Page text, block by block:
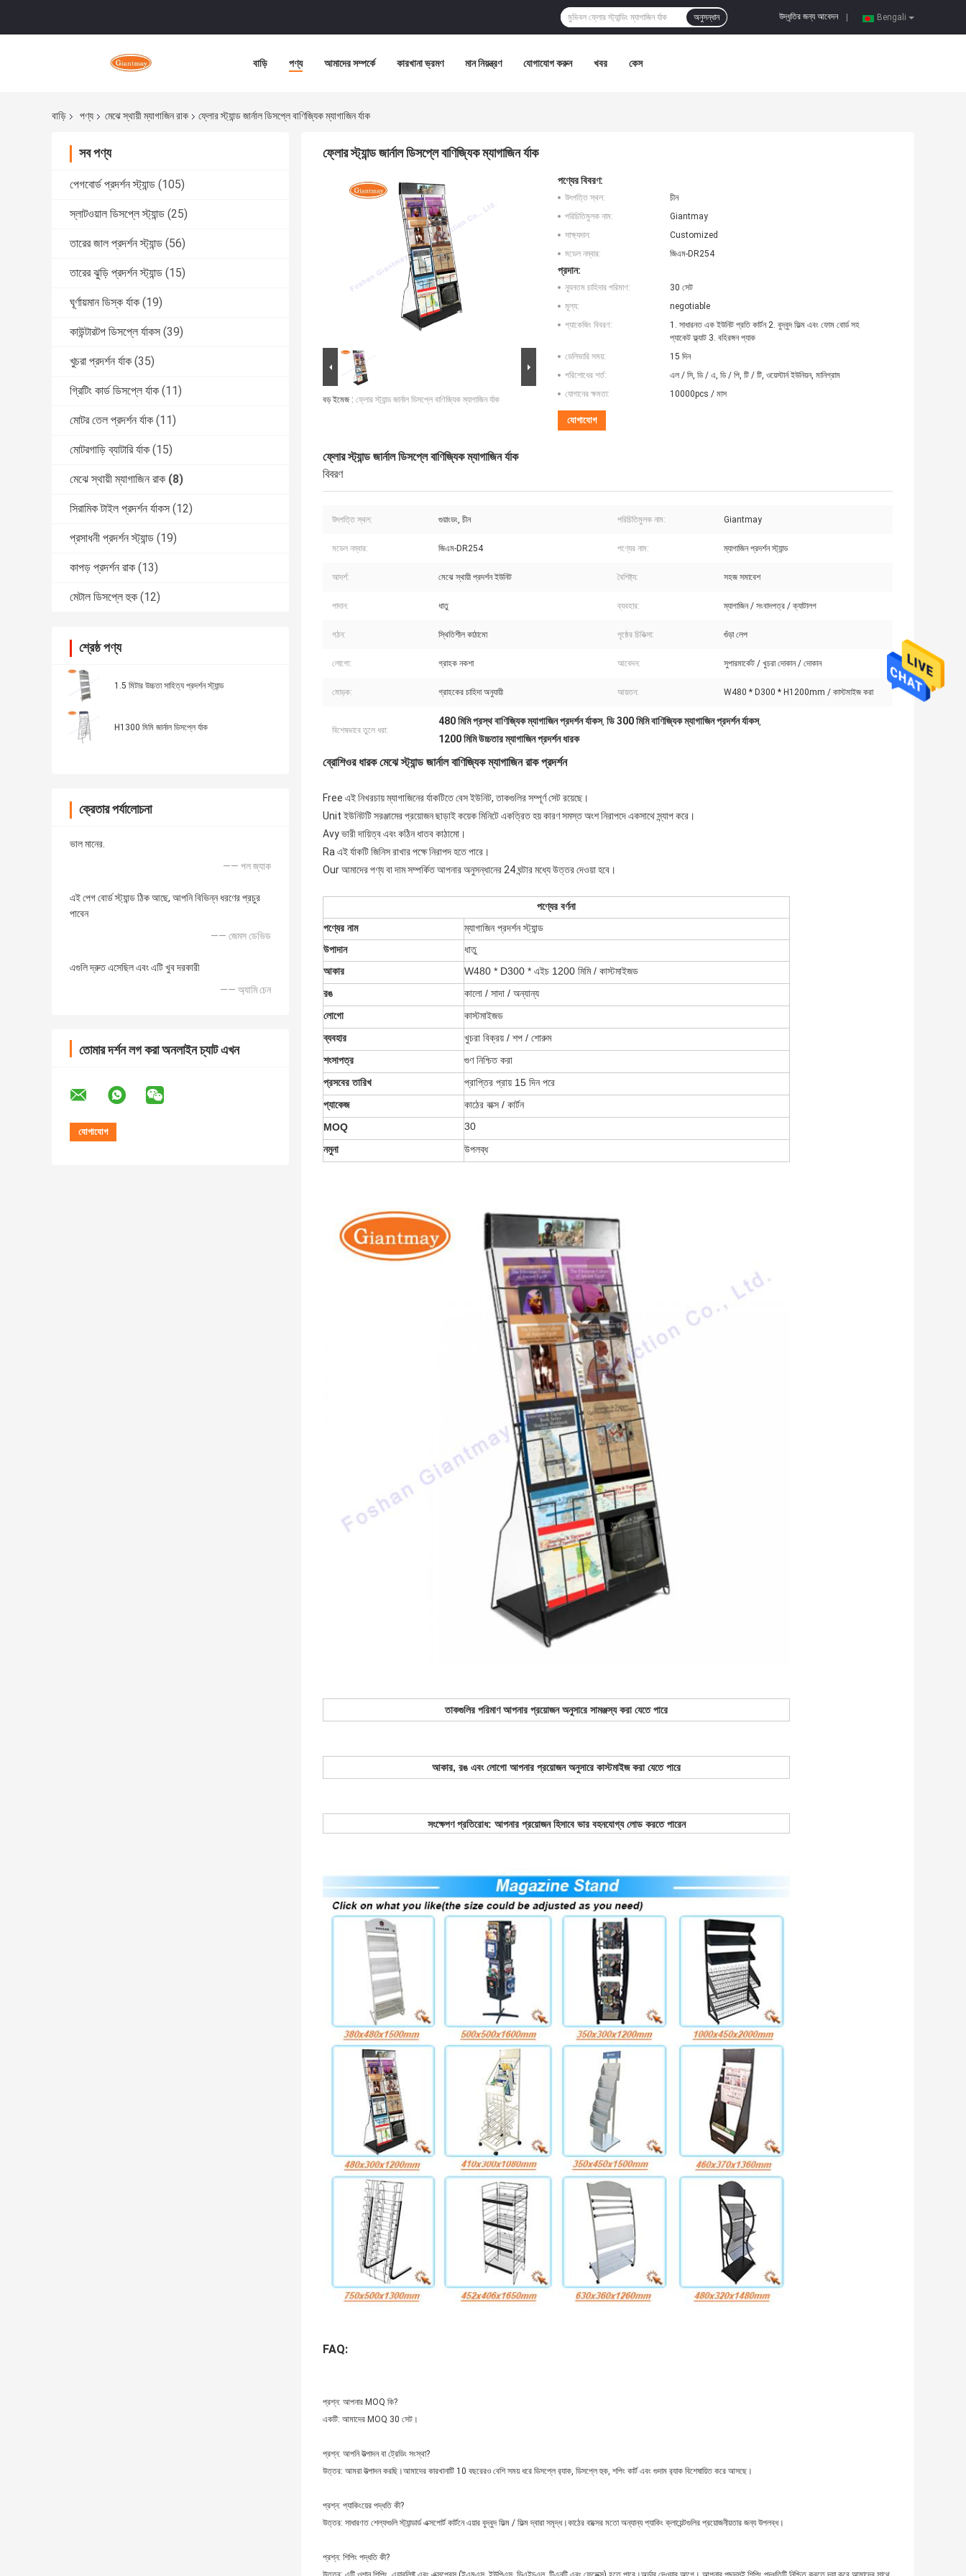
Bengali
উদ্ধৃতির জন্য আবেদন
অনুসন্ধান
বাড়ি পণ্য আমাদের সম্পর্কে কারখানা ভ্রমণ মান নিয়ন্ত্রণ যোগাযোগ করুন খবর কেস
বাড়ি পণ্য মেঝে স্থায়ী ম্যাগাজিন রাক ফ্লোর স্ট্যান্ড জার্নাল ডিসপ্লে বাণিজ্যিক ম্যাগাজিন র্যাক
সব পণ্য
পেগবোর্ড প্রদর্শন স্ট্যান্ড (105)
স্লাটওয়াল ডিসপ্লে স্ট্যান্ড (25)
তারের জাল প্রদর্শন স্ট্যান্ড (56)
তারের ঝুড়ি প্রদর্শন স্ট্যান্ড (15)
ঘূর্ণায়মান ডিস্ক র্যাক (19)
কাউন্টারটপ ডিসপ্লে র্যাকস (39)
খুচরা প্রদর্শন র্যাক (35)
গ্রিটিং কার্ড ডিসপ্লে র্যাক (11)
মোটর তেল প্রদর্শন র্যাক (11)
মোটরগাড়ি ব্যাটারি র্যাক (15)
মেঝে স্থায়ী ম্যাগাজিন রাক (8)
সিরামিক টাইল প্রদর্শন র্যাকস (12)
প্রসাধনী প্রদর্শন স্ট্যান্ড (19)
কাপড় প্রদর্শন রাক (13)
মেটাল ডিসপ্লে হুক (12)
শ্রেষ্ঠ পণ্য
1.5 মিটার উচ্চতা সাহিত্য প্রদর্শন স্ট্যান্ড
H1300 মিমি জার্নাল ডিসপ্লে র্যাক
ক্রেতার পর্যালোচনা
ভাল মানের.
—— পল জ্যাক
এই পেগ বোর্ড স্ট্যান্ড ঠিক আছে, আপনি বিভিন্ন ধরণের প্রচুর
পাবেন
—— জেমস ডেভিড
এগুলি দ্রুত এসেছিল এবং এটি খুব দরকারী
—— অ্যামি চেন
তোমার দর্শন লগ করা অনলাইন চ্যাট এখন
ফ্লোর স্ট্যান্ড জার্নাল ডিসপ্লে বাণিজ্যিক ম্যাগাজিন র্যাক
বড় ইমেজ : ফ্লোর স্ট্যান্ড জার্নাল ডিসপ্লে বাণিজ্যিক ম্যাগাজিন র্যাক
পণ্যের বিবরণ:
উৎপত্তি স্থল:
চীন
পরিচিতিমুলক নাম:
Giantmay
সাক্ষ্যদান:
Customized
মডেল নম্বার:
জিএম-DR254
প্রদান:
ন্যূনতম চাহিদার পরিমাণ:
30 সেট
মূল্য:
negotiable
প্যাকেজিং বিবরণ:
1. সাধারনত এক ইউনিট প্রতি কার্টন 2. বুদ্বুদ ফিল্ম এবং ফোম বোর্ড সহ
প্যাকেট ফ্ল্যাট 3. বহিরঙ্গন প্যাক
ডেলিভারি সময়:
15 দিন
পরিশোধের শর্ত:
এল / সি, ডি / এ, ডি / পি, টি / টি, ওয়েস্টার্ন ইউনিয়ন, মানিগ্রাম
যোগানের ক্ষমতা:
10000pcs / মাস
যোগাযোগ
ফ্লোর স্ট্যান্ড জার্নাল ডিসপ্লে বাণিজ্যিক ম্যাগাজিন র্যাক
বিবরণ
উৎপত্তি স্থল: গুয়াংডং, চীন পরিচিতিমুলক নাম: Giantmay
মডেল নম্বার: জিএম-DR254 পণ্যের নাম: ম্যাগাজিন প্রদর্শন স্ট্যান্ড
আদর্শ: মেঝে স্থায়ী প্রদর্শন ইউনিট বৈশিষ্ট্য: সহজ সমাবেশ
পাদান: ধাতু ব্যবহার: ম্যাগাজিন / সংবাদপত্র / ক্যাটালগ
গঠন: স্থিতিশীল কাঠামো পৃষ্ঠের চিকিত্সা: গুঁড়া লেপ
লোগো: গ্রাহক নকশা আবেদন: সুপারমার্কেট / খুচরা দোকান / দোকান
মোড়ক: গ্রাহকের চাহিদা অনুযায়ী আয়তন: W480 * D300 * H1200mm / কাস্টমাইজ করা
বিশেষভাবে তুলে ধরা:
480 মিমি প্রস্থ বাণিজ্যিক ম্যাগাজিন প্রদর্শন র্যাকস, ডি 300 মিমি বাণিজ্যিক ম্যাগাজিন প্রদর্শন র্যাকস,
1200 মিমি উচ্চতার ম্যাগাজিন প্রদর্শন ধারক
ব্রোশিওর ধারক মেঝে স্ট্যান্ড জার্নাল বাণিজ্যিক ম্যাগাজিন রাক প্রদর্শন
Free এই নিখরচায় ম্যাগাজিনের র্যাকটিতে বেস ইউনিট, তাকগুলির সম্পূর্ণ সেট রয়েছে।
Unit ইউনিটটি সরঞ্জামের প্রয়োজন ছাড়াই কয়েক মিনিটে একত্রিত হয় কারণ সমস্ত অংশ নিরাপদে একসাথে স্ন্যাপ করে।
Avy ভারী দায়িত্ব এবং কঠিন ধাতব কাঠামো।
Ra এই র্যাকটি জিনিস রাখার পক্ষে নিরাপদ হতে পারে।
Our আমাদের পণ্য বা দাম সম্পর্কিত আপনার অনুসন্ধানের 24 ঘন্টার মধ্যে উত্তর দেওয়া হবে।
পণ্যের বর্ণনা
পণ্যের নাম
ম্যাগাজিন প্রদর্শন স্ট্যান্ড
উপাদান
ধাতু
আকার
W480 * D300 * এইচ 1200 মিমি / কাস্টমাইজড
রঙ
কালো / সাদা / অন্যান্য
লোগো
কাস্টমাইজড
ব্যবহার
খুচরা বিক্রয় / শপ / শোরুম
শংসাপত্র
গুণ নিশ্চিত করা
প্রসবের তারিখ
প্রাপ্তির প্রায় 15 দিন পরে
প্যাকেজ
কাঠের বাক্স / কার্টন
MOQ
30
নমুনা
উপলব্ধ
তাকগুলির পরিমাণ আপনার প্রয়োজন অনুসারে সামঞ্জস্য করা যেতে পারে
আকার, রঙ এবং লোগো আপনার প্রয়োজন অনুসারে কাস্টমাইজ করা যেতে পারে
সংক্ষেপণ প্রতিরোধ: আপনার প্রয়োজন হিসাবে ভার বহনযোগ্য লোড করতে পারেন
FAQ:
প্রশ্ন: আপনার MOQ কি?
একটি: আমাদের MOQ 30 সেট।
প্রশ্ন: আপনি উত্পাদন বা ট্রেডিং সংস্থা?
উত্তর: আমরা উত্পাদন করছি।আমাদের কারখানাটি 10 ​​বছরেরও বেশি সময় ধরে ডিসপ্লে র‌্যাক, ডিসপ্লে হুক, শপিং কার্ট এবং গুদাম র‌্যাক বিশেষায়িত করে আসছে।
প্রশ্ন: প্যাকিংয়ের পদ্ধতি কী?
উত্তর: সাধারণত শেল্ফগুলি স্ট্যান্ডার্ড এক্সপোর্ট কার্টনে এয়ার বুদ্বুদ ফিল্ম / ফিল্ম দ্বারা সমৃদ্ধ।কাঠের বাক্সের মতো অন্যান্য প্যাকিং ক্লায়েন্টগুলির প্রয়োজনীয়তার জন্য উপলব্ধ।
প্রশ্ন: শিপিং পদ্ধতি কী?